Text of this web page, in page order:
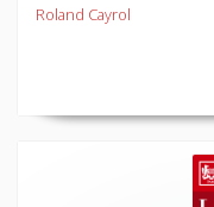
Roland Cayrol